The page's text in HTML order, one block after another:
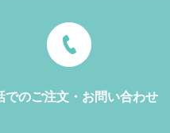
でのご注文・お問い合わせ